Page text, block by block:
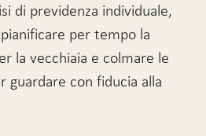
di previdenza individuale,
per tempo la
la vecchiaia e colmare le
guardare con fiducia alla